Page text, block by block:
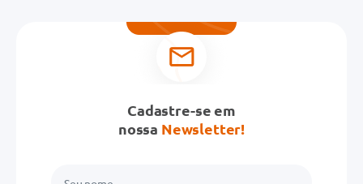
Cadastre-se em
nossa Newsletter!